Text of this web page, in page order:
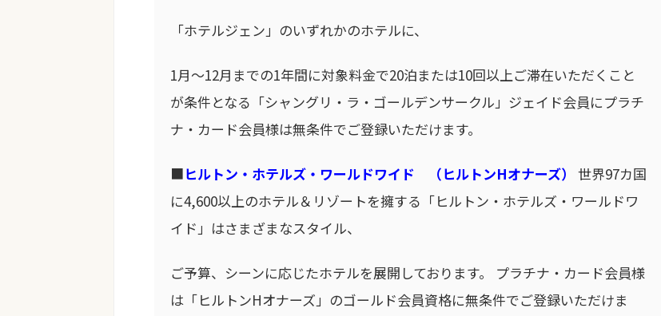
「ホテルジェン」のいずれかのホテルに、
1月～12月までの1年間に対象料金で20泊または10回以上ご滞在いただくこと
が条件となる「シャングリ・ラ・ゴールデンサークル」ジェイド会員にプラチ
ナ・カード会員様は無条件でご登録いただけます。
■ヒルトン・ホテルズ・ワールドワイド （ヒルトンHオナーズ） 世界97カ国
に4,600以上のホテル＆リゾートを擁する「ヒルトン・ホテルズ・ワールドワ
イド」はさまざまなスタイル、
ご予算、シーンに応じたホテルを展開しております。 プラチナ・カード会員様
は「ヒルトンHオナーズ」のゴールド会員資格に無条件でご登録いただけま